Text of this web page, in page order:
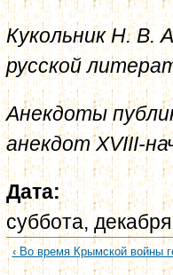
Кукольник Н. В.
русской
Анекдоты
анекдот XVIII-
Дата:
суббота,
‹ Во время Крымской войны